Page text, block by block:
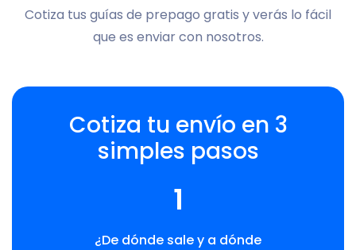
Cotiza tus guías de prepago gratis y verás lo fácil
que es enviar con nosotros.
Cotiza tu envío en 3
simples pasos
1
¿De dónde sale y a dónde